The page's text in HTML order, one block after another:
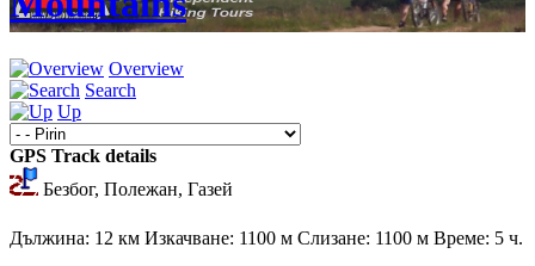
Overview
Search
Up
GPS Track details
Безбог, Полежан, Газей
Дължина: 12 км Изкачване: 1100 м Слизане: 1100 м Време: 5 ч.